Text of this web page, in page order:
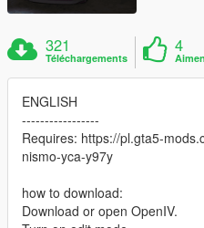
321
Téléchargements
4
ENGLISH
-----------------
Requires: https://pl.gta5-
nismo-yca-y97y
how to download:
Download or open OpenIV.